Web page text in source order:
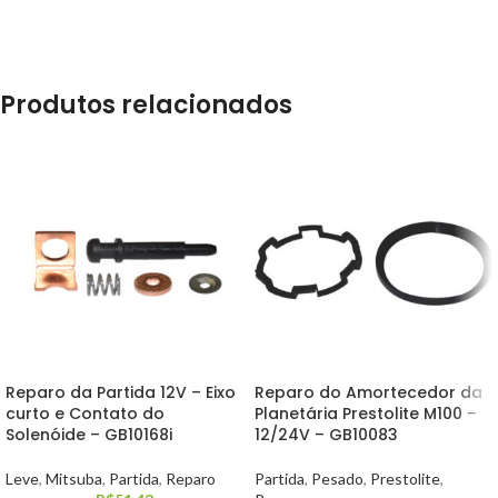
Produtos relacionados
Reparo da Partida 12V – Eixo
curto e Contato do
Solenóide – GB10168i
Leve, Mitsuba, Partida, Reparo
Reparo do Amortecedor da
Planetária Prestolite M100 –
12/24V – GB10083
Partida, Pesado, Prestolite,